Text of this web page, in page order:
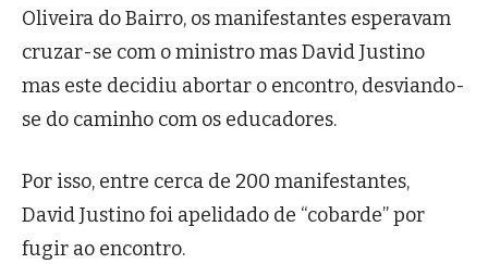
Oliveira do Bairro, os manifestantes esperavam
cruzar-se com o ministro mas David Justino
mas este decidiu abortar o encontro, desviando-
se do caminho com os educadores.
Por isso, entre cerca de 200 manifestantes,
David Justino foi apelidado de “cobarde” por
fugir ao encontro.